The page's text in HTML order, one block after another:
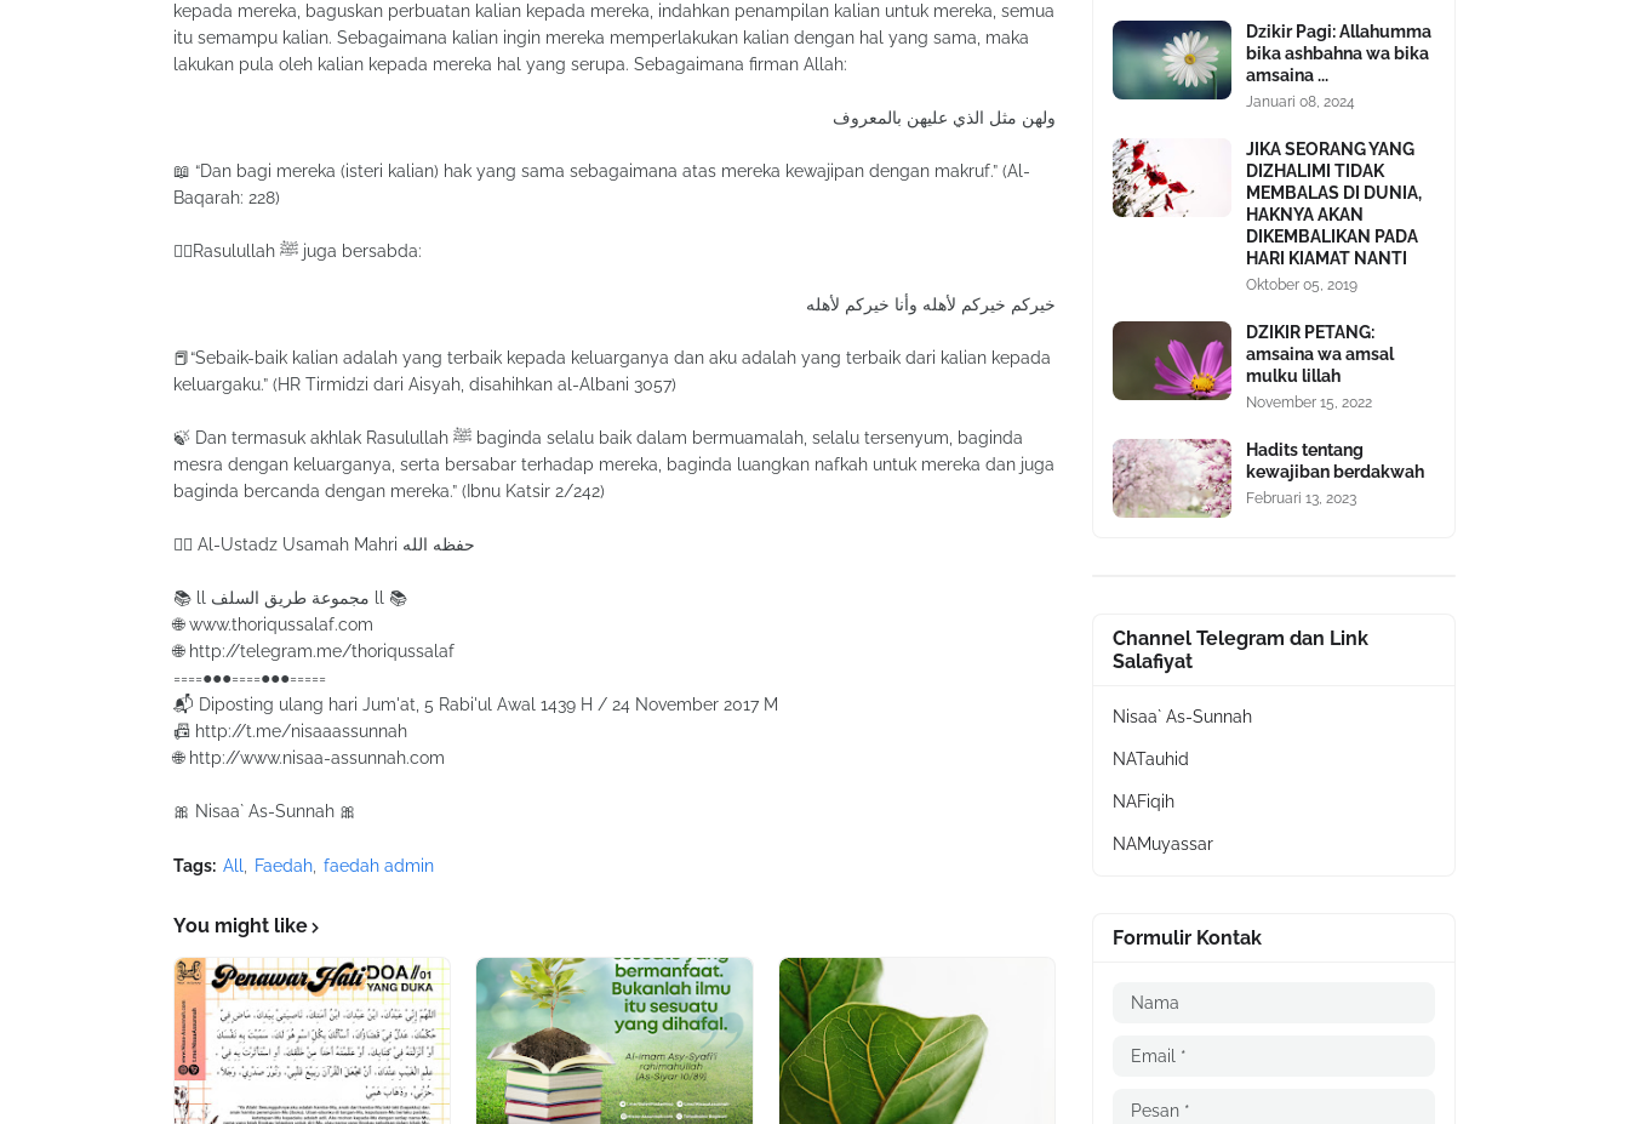
kepada mereka, baguskan perbuatan kalian kepada mereka, indahkan penampilan kalian untuk mereka, semua
itu semampu kalian. Sebagaimana kalian ingin mereka memperlakukan kalian dengan hal yang sama, maka
lakukan pula oleh kalian kepada mereka hal yang serupa. Sebagaimana firman Allah:
ولهن مثل الذي عليهن بالمعروف
📖 “Dan bagi mereka (isteri kalian) hak yang sama sebagaimana atas mereka kewajipan dengan makruf.” (Al-
Baqarah: 228)
☝🏼Rasulullah ﷺ juga bersabda:
خيركم خيركم لأهله وأنا خيركم لأهله
📕“Sebaik-baik kalian adalah yang terbaik kepada keluarganya dan aku adalah yang terbaik dari kalian kepada
keluargaku.” (HR Tirmidzi dari Aisyah, disahihkan al-Albani 3057)
🍃 Dan termasuk akhlak Rasulullah ﷺ baginda selalu baik dalam bermuamalah, selalu tersenyum, baginda
mesra dengan keluarganya, serta bersabar terhadap mereka, baginda luangkan nafkah untuk mereka dan juga
baginda bercanda dengan mereka.” (Ibnu Katsir 2/242)
✍🏼 Al-Ustadz Usamah Mahri حفظه الله
📚 ll مجموعة طريق السلف ll 📚
🌐 www.thoriqussalaf.com
🌐 http://telegram.me/thoriqussalaf
====●●●====●●●=====
📬 Diposting ulang hari Jum'at, 5 Rabi'ul Awal 1439 H / 24 November 2017 M
📠 http://t.me/nisaaassunnah
🌐 http://www.nisaa-assunnah.com
🎀 Nisaa` As-Sunnah 🎀
Tags: All Faedah faedah admin
You might like
Dzikir Pagi: Allahumma
bika ashbahna wa bika
amsaina ...
Januari 08, 2024
JIKA SEORANG YANG
DIZHALIMI TIDAK
MEMBALAS DI DUNIA,
HAKNYA AKAN
DIKEMBALIKAN PADA
HARI KIAMAT NANTI
Oktober 05, 2019
DZIKIR PETANG:
amsaina wa amsal
mulku lillah
November 15, 2022
Hadits tentang
kewajiban berdakwah
Februari 13, 2023
Channel Telegram dan Link
Salafiyat
Nisaa` As-Sunnah
NATauhid
NAFiqih
NAMuyassar
Formulir Kontak